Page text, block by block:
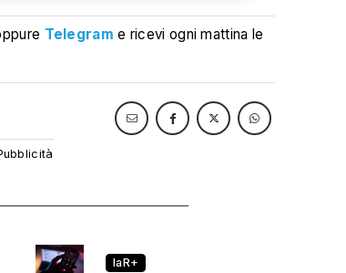
Telegram e ricevi ogni mattina le
laR+